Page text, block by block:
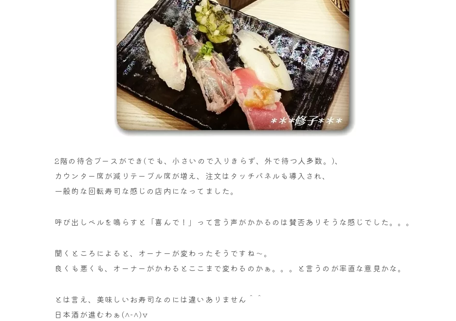
2階の待合ブースができ(でも、小さいので入りきらず、外で待つ人多数。)、
カウンター席が減りテーブル席が増え、注文はタッチパネルも導入され、
一般的な回転寿司な感じの店内になってました。
呼び出しベルを鳴らすと「喜んで！」って言う声がかかるのは賛否ありそうな感じでした。。。
聞くところによると、オーナーが変わったそうですね～。
良くも悪くも、オーナーがかわるとここまで変わるのかぁ。。。と言うのが率直な意見かな。
とは言え、美味しいお寿司なのには違いありません＾＾
日本酒が進むわぁ(^-^)v